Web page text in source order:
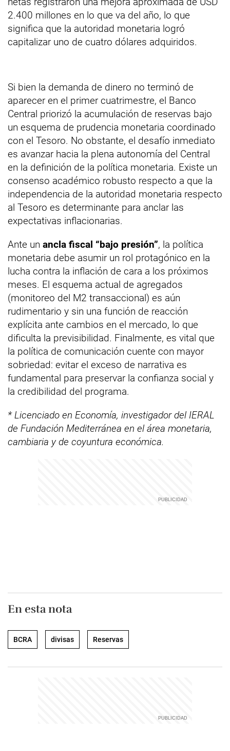
2.400 millones en lo que va del año, lo que
significa que la autoridad monetaria logró
capitalizar uno de cuatro dólares adquiridos.
Si bien la demanda de dinero no terminó de
aparecer en el primer cuatrimestre, el Banco
Central priorizó la acumulación de reservas bajo
un esquema de prudencia monetaria coordinado
con el Tesoro. No obstante, el desafío inmediato
es avanzar hacia la plena autonomía del Central
en la definición de la política monetaria. Existe un
consenso académico robusto respecto a que la
independencia de la autoridad monetaria respecto
al Tesoro es determinante para anclar las
expectativas inflacionarias.
Ante un ancla fiscal “bajo presión”, la política
monetaria debe asumir un rol protagónico en la
lucha contra la inflación de cara a los próximos
meses. El esquema actual de agregados
(monitoreo del M2 transaccional) es aún
rudimentario y sin una función de reacción
explícita ante cambios en el mercado, lo que
dificulta la previsibilidad. Finalmente, es vital que
la política de comunicación cuente con mayor
sobriedad: evitar el exceso de narrativa es
fundamental para preservar la confianza social y
la credibilidad del programa.
* Licenciado en Economía, investigador del IERAL
de Fundación Mediterránea en el área monetaria,
cambiaria y de coyuntura económica.
En esta nota
BCRA divisas Reservas